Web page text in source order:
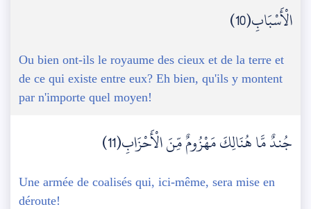
الْأَسْبَابِ(10)
Ou bien ont-ils le royaume des cieux et de la terre et
de ce qui existe entre eux? Eh bien, qu'ils y montent
par n'importe quel moyen!
جُندٌ مَّا هُنَالِكَ مَهْزُومٌ مِّنَ الْأَحْزَابِ(11)
Une armée de coalisés qui, ici-même, sera mise en
déroute!